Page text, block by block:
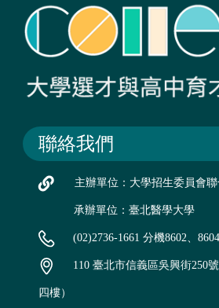
聯絡我們
主辦單位：大學招生委員會聯
承辦單位：臺北醫學大學
(02)2736-1661 分機8602、8604
110 臺北市信義區吳興街250
四樓）